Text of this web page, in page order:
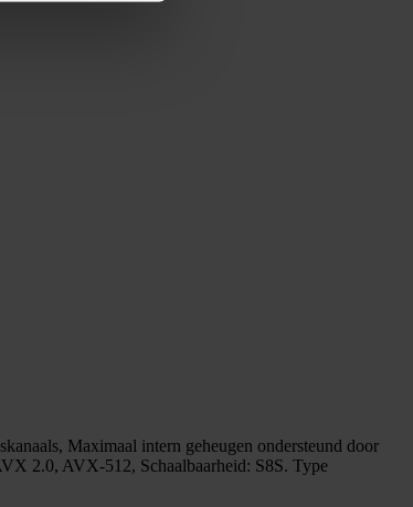
Maximaal intern geheugen ondersteund door
2.0, AVX-512, Schaalbaarheid: S8S. Type